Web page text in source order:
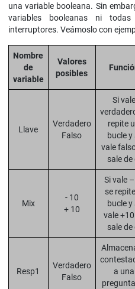
una variable booleana. Sin
variables booleanas ni
interruptores. Veámoslo con
Nombre
de
variable
Valores
posibles
Llave
Verdadero
Falso
Si vale
repite
bucle y
vale
sale de
Mix
- 10
+ 10
Si vale
se
bucle y
vale
sale de
Resp1
Verdadero
Falso
a una